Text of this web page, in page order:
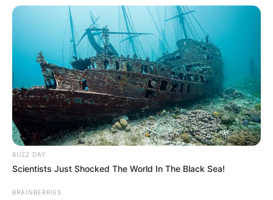
BUZZ DAY
Scientists Just Shocked The World In The Black Sea!
BRAINBERRIES